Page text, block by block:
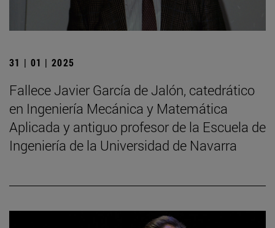
31 | 01 | 2025
Fallece Javier García de Jalón, catedrático
en Ingeniería Mecánica y Matemática
Aplicada y antiguo profesor de la Escuela de
Ingeniería de la Universidad de Navarra